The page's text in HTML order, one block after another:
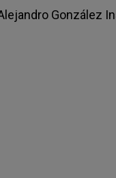
González